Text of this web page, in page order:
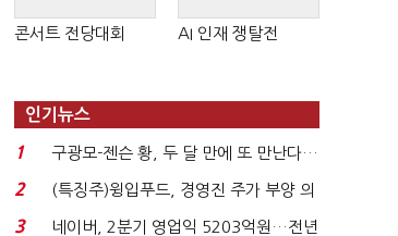
콘서트 전당대회 AI 인재 쟁탈전
인기뉴스
1
구광모-젠슨 황, 두 달 만에 또 만난다…
로봇·AI 등 논...
2
(특징주)윙입푸드, 경영진 주가 부양 의
지에 상한가...
3
네이버, 2분기 영업익 5203억원…전년